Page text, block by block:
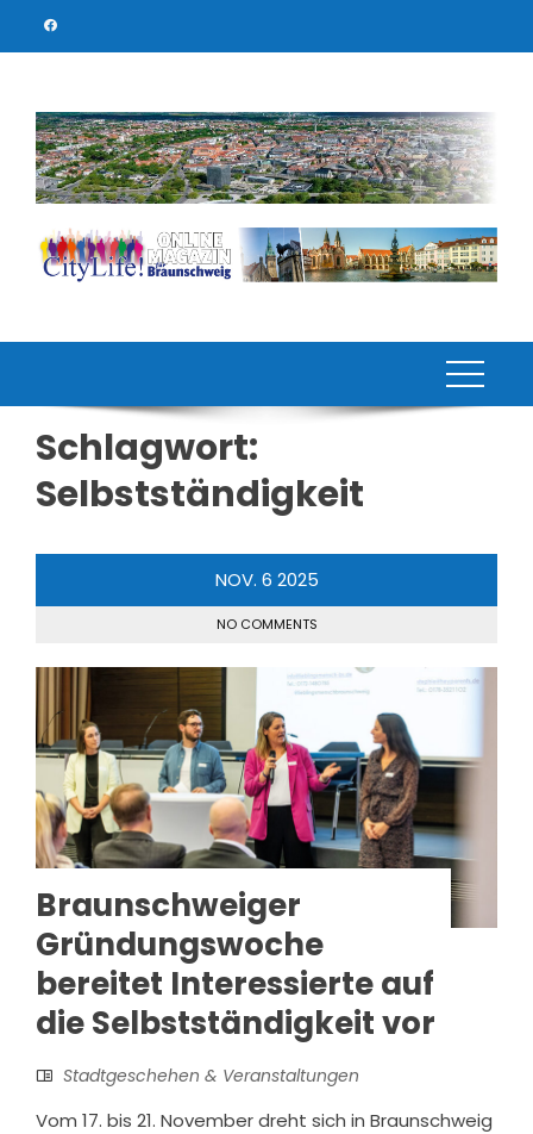
Schlagwort:
Selbstständigkeit
NOV. 6 2025
NO COMMENTS
Braunschweiger
Gründungswoche
bereitet Interessierte auf
die Selbstständigkeit vor
Stadtgeschehen & Veranstaltungen
Vom 17. bis 21. November dreht sich in Braunschweig